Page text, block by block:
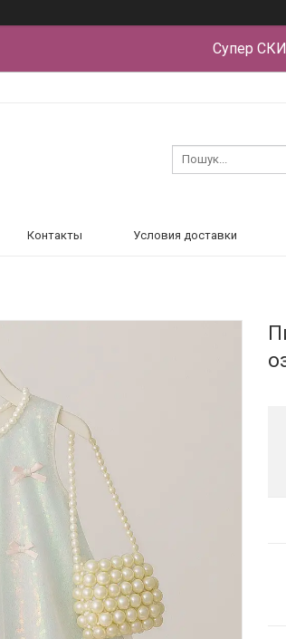
Супер
Контакты Условия доставки